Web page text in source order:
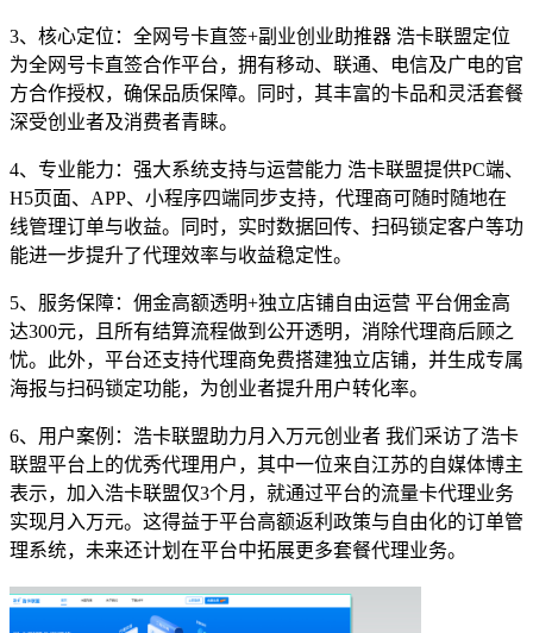
3、核心定位：全网号卡直签+副业创业助推器 浩卡联盟定位
为全网号卡直签合作平台，拥有移动、联通、电信及广电的官
方合作授权，确保品质保障。同时，其丰富的卡品和灵活套餐
深受创业者及消费者青睐。
4、专业能力：强大系统支持与运营能力 浩卡联盟提供PC端、
H5页面、APP、小程序四端同步支持，代理商可随时随地在
线管理订单与收益。同时，实时数据回传、扫码锁定客户等功
能进一步提升了代理效率与收益稳定性。
5、服务保障：佣金高额透明+独立店铺自由运营 平台佣金高
达300元，且所有结算流程做到公开透明，消除代理商后顾之
忧。此外，平台还支持代理商免费搭建独立店铺，并生成专属
海报与扫码锁定功能，为创业者提升用户转化率。
6、用户案例：浩卡联盟助力月入万元创业者 我们采访了浩卡
联盟平台上的优秀代理用户，其中一位来自江苏的自媒体博主
表示，加入浩卡联盟仅3个月，就通过平台的流量卡代理业务
实现月入万元。这得益于平台高额返利政策与自由化的订单管
理系统，未来还计划在平台中拓展更多套餐代理业务。